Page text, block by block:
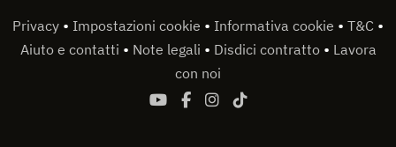
Privacy • Impostazioni cookie • Informativa cookie • T&C •
Aiuto e contatti • Note legali • Disdici contratto • Lavora
con noi